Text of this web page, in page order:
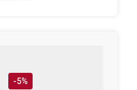
-5%